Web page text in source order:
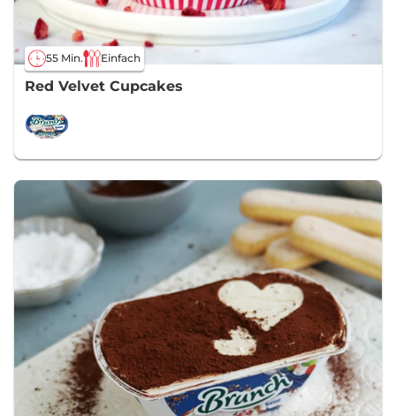
55 Min. Einfach
Red Velvet Cupcakes